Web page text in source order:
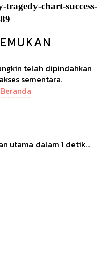
tragedy-chart-success-
telah dipindahkan
sementara.
utama dalam 1 detik...